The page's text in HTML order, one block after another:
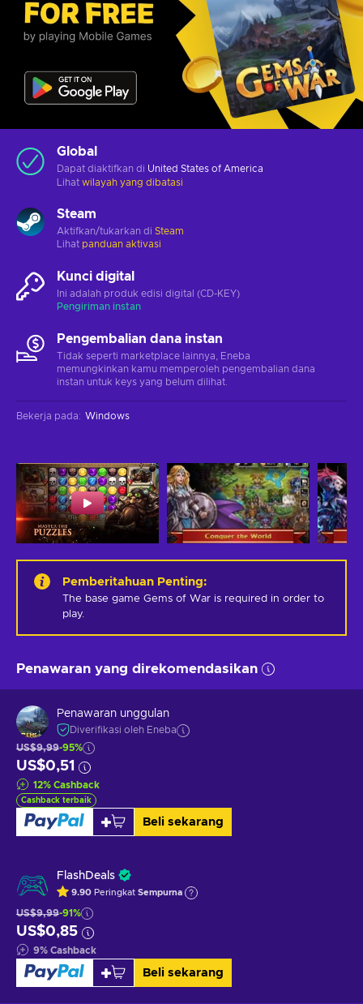
Global
Dapat diaktifkan di United States of America
Lihat wilayah yang dibatasi
Steam
Aktifkan/tukarkan di Steam
Lihat panduan aktivasi
Kunci digital
Ini adalah produk edisi digital (CD-KEY)
Pengiriman instan
Pengembalian dana instan
Tidak seperti marketplace lainnya, Eneba
memungkinkan kamu memperoleh pengembalian dana
instan untuk keys yang belum dilihat.
Bekerja pada: Windows
Pemberitahuan Penting:
The base game Gems of War is required in order to
play.
Penawaran yang direkomendasikan
Penawaran unggulan
Diverifikasi oleh Eneba
US$9,99-95%
US$0,51
12% Cashback
Cashback terbaik
Beli sekarang
FlashDeals
9.90 Peringkat Sempurna
US$9,99-91%
US$0,85
9% Cashback
Beli sekarang